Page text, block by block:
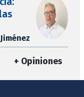
+ Opiniones